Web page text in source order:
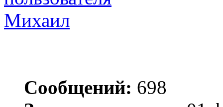
Михаил
Сообщений: 698